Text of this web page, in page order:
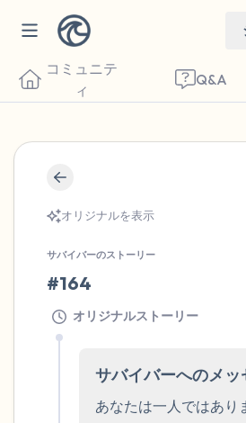
コミュニテ
ィ
Q&A
オリジナルを表示
サバイバーのストーリー
#164
オリジナルストーリー
サバイバーへのメッ
あなたは一人ではあり
座り心地の良い場所を見
目を軽く閉じて、深呼吸
から息を吸い（3つ数え）
きます（3つ数え）。さあ
出して言ってみてください
見えるもの5つ（部屋の中
ことができます）